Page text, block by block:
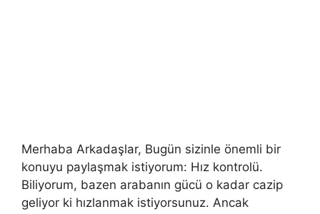
Merhaba Arkadaşlar, Bugün sizinle önemli bir
konuyu paylaşmak istiyorum: Hız kontrolü.
Biliyorum, bazen arabanın gücü o kadar cazip
geliyor ki hızlanmak istiyorsunuz. Ancak